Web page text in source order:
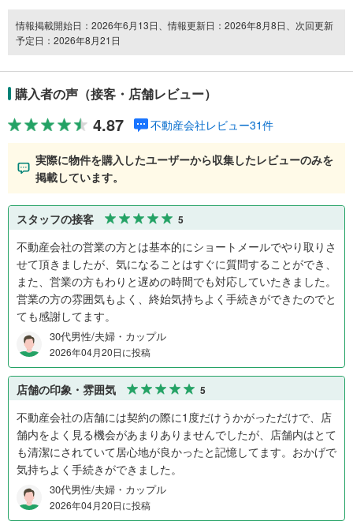
情報掲載開始日：2026年6月13日、情報更新日：2026年8月8日、次回更新
予定日：2026年8月21日
購入者の声（接客・店舗レビュー）
4.87 不動産会社レビュー31件
実際に物件を購入したユーザーから収集したレビューのみを
掲載しています。
スタッフの接客 5
不動産会社の営業の方とは基本的にショートメールでやり取りさ
せて頂きましたが、気になることはすぐに質問することができ、
また、営業の方もわりと遅めの時間でも対応していたきました。
営業の方の雰囲気もよく、終始気持ちよく手続きができたのでと
ても感謝してます。
30代男性/夫婦・カップル
2026年04月20日に投稿
店舗の印象・雰囲気 5
不動産会社の店舗には契約の際に1度だけうかがっただけで、店
舗内をよく見る機会があまりありませんでしたが、店舗内はとて
も清潔にされていて居心地が良かったと記憶してます。おかげで
気持ちよく手続きができました。
30代男性/夫婦・カップル
2026年04月20日に投稿